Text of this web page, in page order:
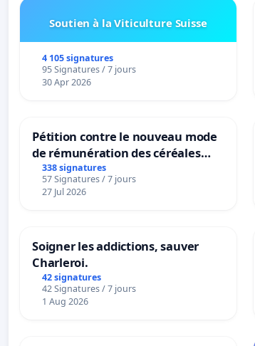
Soutien à la Viticulture Suisse
4 105 signatures
95 Signatures / 7 jours
30 Apr 2026
Pétition contre le nouveau mode
de rémunération des céréales
panifiables de Swiss granum basé
sur la teneur en protéines
338 signatures
57 Signatures / 7 jours
27 Jul 2026
Soigner les addictions, sauver
Charleroi.
42 signatures
42 Signatures / 7 jours
1 Aug 2026